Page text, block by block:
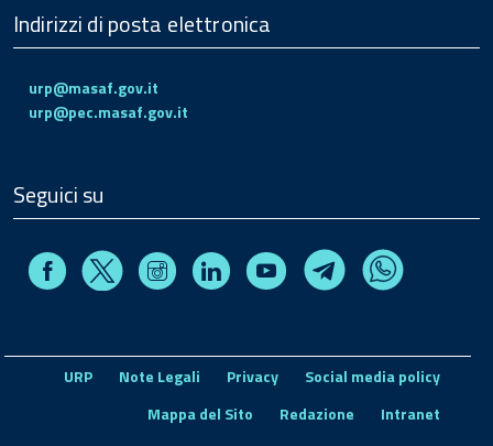
Indirizzi di posta elettronica
urp@masaf.gov.it
urp@pec.masaf.gov.it
Seguici su
FacebookX InstagramLinkedin Youtube TelegramWhatsapp
URP Note Legali Privacy
Social media policy
Mappa del Sito
Redazione
Intranet